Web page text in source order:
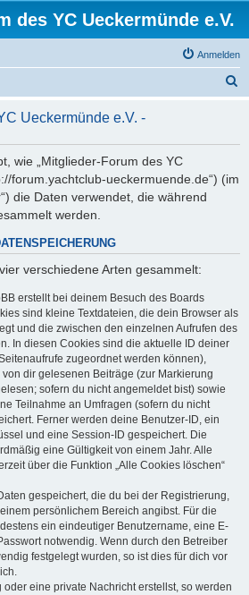
des YC Ueckermünde e.V.
Anmelden
h
Ueckermünde e.V. -
wie „Mitglieder-Forum des YC
forum.yachtclub-ueckermuende.de“) (im
die Daten verwendet, die während
werden.
verschiedene Arten gesammelt:
erstellt bei deinem Besuch des Boards
sind kleine Textdateien, die dein Browser als
und die zwischen den einzelnen Aufrufen des
In diesen Cookies sind die aktuelle ID deiner
zugeordnet werden können),
von dir gelesenen Beiträge (zur Markierung
sofern du nicht angemeldet bist) sowie
Teilnahme an Umfragen (sofern du nicht
Ferner werden deine Benutzer-ID, ein
und eine Session-ID gespeichert. Die
eine Gültigkeit von einem Jahr. Alle
über die Funktion „Alle Cookies löschen“
gespeichert, die du bei der Registrierung,
persönlichem Bereich angibst. Für die
ein eindeutiger Benutzername, eine E-
notwendig. Wenn durch den Betreiber
festgelegt wurden, so ist dies für dich vor
eine private Nachricht erstellst, so werden